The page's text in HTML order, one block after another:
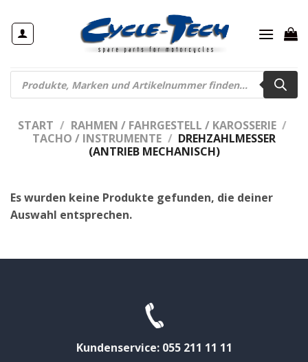
Inhalt
springen
Products
search
START / RAHMEN / FAHRGESTELL / KAROSSERIE /
TACHO / INSTRUMENTE / DREHZAHLMESSER
(ANTRIEB MECHANISCH)
Es wurden keine Produkte gefunden, die deiner
Auswahl entsprechen.
Kundenservice: 055 211 11 11